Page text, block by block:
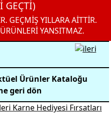
GEÇTİ)
GEÇMİŞ YILLARA AİTTİR.
YANSITMAZ.
Ürünler Kataloğu
geri dön